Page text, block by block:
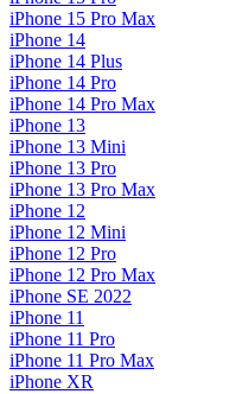
iPhone 15 Pro Max
iPhone 14
iPhone 14 Plus
iPhone 14 Pro
iPhone 14 Pro Max
iPhone 13
iPhone 13 Mini
iPhone 13 Pro
iPhone 13 Pro Max
iPhone 12
iPhone 12 Mini
iPhone 12 Pro
iPhone 12 Pro Max
iPhone SE 2022
iPhone 11
iPhone 11 Pro
iPhone 11 Pro Max
iPhone XR